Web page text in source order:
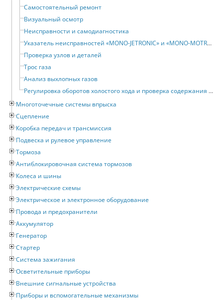
Самостоятельный ремонт
Визуальный осмотр
Неисправности и самодиагностика
Указатель неисправностей «MONO-JETRONIC» и «MONO-MOTRONIC»
Проверка узлов и деталей
Трос газа
Анализ выхлопных газов
Регулировка оборотов холостого хода и проверка содержания CO в выхлопных газах
Многоточечные системы впрыска
Сцепление
Коробка передач и трансмиссия
Подвеска и рулевое управление
Тормоза
Антиблокировочная система тормозов
Колеса и шины
Электрические схемы
Электрическое и электронное оборудование
Провода и предохранители
Аккумулятор
Генератор
Стартер
Система зажигания
Осветительные приборы
Внешние сигнальные устройства
Приборы и вспомогательные механизмы